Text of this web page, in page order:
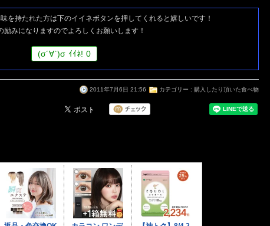
を持たれた方は下のイイネボタンを押してくれると嬉しいです！
励みになりますのでよろしくお願いします！
(σ´∀`)σ ｲｲﾈ! 0
2011年7月6日 21:56 カテゴリー : 購入したり頂いた食べ物